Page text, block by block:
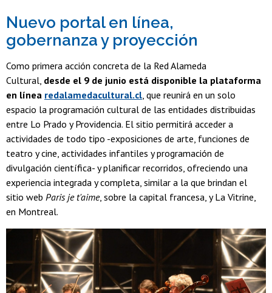
Nuevo portal en línea,
gobernanza y proyección
Como primera acción concreta de la Red Alameda
Cultural, desde el 9 de junio está disponible la plataforma
en línea redalamedacultural.cl , que reunirá en un solo
espacio la programación cultural de las entidades distribuidas
entre Lo Prado y Providencia. El sitio permitirá acceder a
actividades de todo tipo -exposiciones de arte, funciones de
teatro y cine, actividades infantiles y programación de
divulgación científica- y planificar recorridos, ofreciendo una
experiencia integrada y completa, similar a la que brindan el
sitio web Paris je t'aime, sobre la capital francesa, y La Vitrine,
en Montreal.